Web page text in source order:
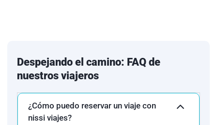
NOVOTEL KAMALA o
TS: HOTELES CATEGORIA TURISTA SUPERIOR
Despejando el camino: FAQ de
nuestros viajeros
¿Cómo puedo reservar un viaje con
nissi viajes?